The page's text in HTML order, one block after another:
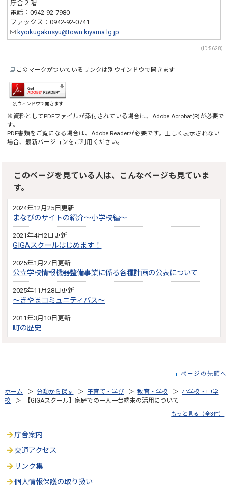
庁舎２階
電話：0942-92-7980
ファックス：0942-92-0741
kyoikugakusyu@town.kiyama.lg.jp
（ID:5628）
このマークがついているリンクは別ウインドウで開きます
別ウィンドウで開きます
※資料としてPDFファイルが添付されている場合は、Adobe Acrobat(R)が必要で
す。
PDF書類をご覧になる場合は、Adobe Readerが必要です。正しく表示されない
場合、最新バージョンをご利用ください。
このページを見ている人は、こんなページも見ていま
す。
2024年12月25日更新
まなびのサイトの紹介～小学校編～
2021年4月2日更新
GIGAスクールはじめます！
2025年1月27日更新
公立学校情報機器整備事業に係る各種計画の公表について
2025年11月28日更新
～きやまコミュニティバス～
2011年3月10日更新
町の歴史
ページの先頭へ
ホーム ＞分類から探す ＞ 子育て・学び ＞教育・学校 ＞ 小学校・中学
校
＞ 【GIGAスクール】家庭での一人一台端末の活用について
もっと見る（全3件）
庁舎案内
交通アクセス
リンク集
個人情報保護の取り扱い